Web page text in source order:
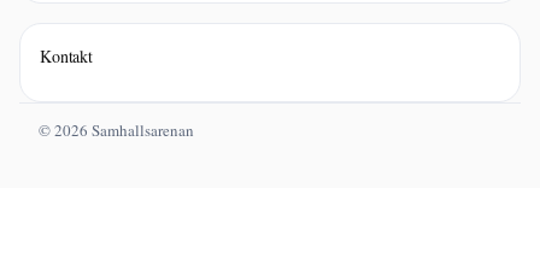
Kontakt
© 2026 Samhallsarenan